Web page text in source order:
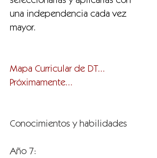
una independencia cada vez
mayor.
Mapa Curricular de DT...
Próximamente...
Conocimientos y habilidades
Año 7: